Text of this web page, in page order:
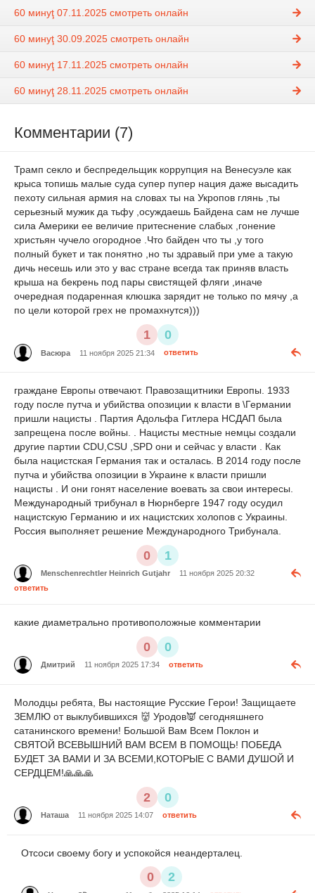
60 минуţ 07.11.2025 смотреть онлайн
60 минуţ 30.09.2025 смотреть онлайн
60 минуţ 17.11.2025 смотреть онлайн
60 минуţ 28.11.2025 смотреть онлайн
Комментарии (7)
Трамп секло и беспредельщик коррупция на Венесуэле как
крыса топишь малые суда супер пупер нация даже высадить
пехоту сильная армия на словах ты на Укропов глянь ,ты
серьезный мужик да тьфу ,осуждаешь Байдена сам не лучше
сила Америки ее величие притеснение слабых ,гонение
христьян чучело огородное .Что байден что ты ,у того
полный букет и так понятно ,но ты здравый при уме а такую
дичь несешь или это у вас стране всегда так приняв власть
крыша на бекрень под пары свистящей фляги ,иначе
очередная подаренная клюшка зарядит не только по мячу ,а
по цели которой грех не промахнутся)))
1 0
Васюра 11 ноября 2025 21:34 ответить
граждане Европы отвечают. Правозащитники Европы. 1933
году после путча и убийства опозиции к власти в \Германии
пришли нацисты . Партия Адольфа Гитлера НСДАП была
запрещена после войны. . Нацисты местные немцы создали
другие партии CDU,CSU ,SPD они и сейчас у власти . Как
была нацистская Германия так и осталась. В 2014 году после
путча и убийства опозиции в Украине к власти пришли
нацисты . И они гонят население воевать за свои интересы.
Международный трибунал в Нюрнберге 1947 году осудил
нацистскую Германию и их нацистских холопов с Украины.
Россия выполняет решение Международного Трибунала.
0 1
Menschenrechtler Heinrich Gutjahr
11 ноября 2025 20:32
ответить
какие диаметрально противоположные комментарии
0 0
Дмитрий 11 ноября 2025 17:34 ответить
Молодцы ребята, Вы настоящие Русские Герои! Защищаете
ЗЕМЛЮ от выклубившихся 👹 Уродов👿 сегодняшнего
сатанинского времени! Большой Вам Всем Поклон и
СВЯТОЙ ВСЕВЫШНИЙ ВАМ ВСЕМ В ПОМОЩЬ! ПОБЕДА
БУДЕТ ЗА ВАМИ И ЗА ВСЕМИ,КОТОРЫЕ С ВАМИ ДУШОЙ И
СЕРДЦЕМ!🙏🙏🙏
2 0
Наташа 11 ноября 2025 14:07 ответить
Отсоси своему богу и успокойся неандерталец.
0 2